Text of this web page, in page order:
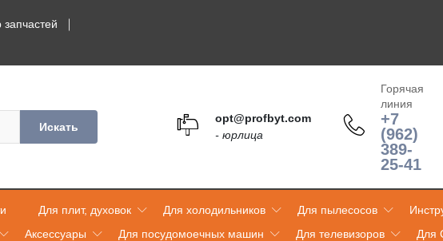
Искать
opt@profbyt.com
- юрлица
Горячая
линия
+7
(962)
389-
25-41
Для плит, духовок Для холодильников Для пылесосов
Аксессуары Для посудомоечных машин Для телевизоров
Для